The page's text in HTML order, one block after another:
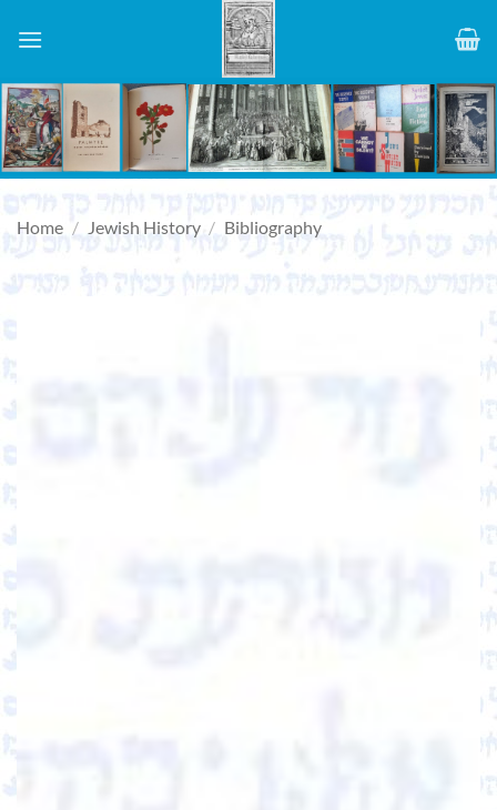
Home / Jewish History / Bibliography